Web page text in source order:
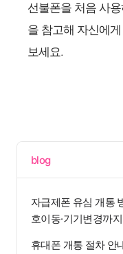
선불폰을 처음 사
을 참고해 자신에
보세요.
blog
자급제폰 유심 개통
호이동·기기변경까
휴대폰 개통 절차 안